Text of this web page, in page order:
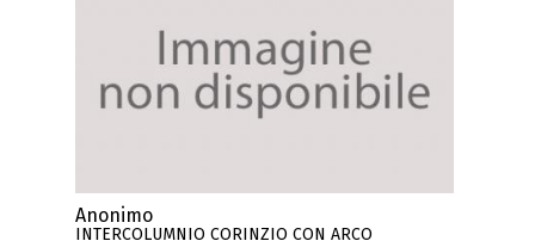
Anonimo
INTERCOLUMNIO CORINZIO CON ARCO